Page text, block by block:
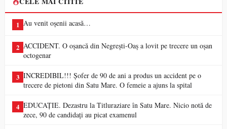
1 Au venit oșenii acasă…
2 ACCIDENT. O oșancă din Negrești-Oaș a lovit pe trecere un oșan
octogenar
3 INCREDIBIL!!! Șofer de 90 de ani a produs un accident pe o
trecere de pietoni din Satu Mare. O femeie a ajuns la spital
4 EDUCAȚIE. Dezastru la Titluraziare în Satu Mare. Nicio notă de
zece, 90 de candidați au picat examenul